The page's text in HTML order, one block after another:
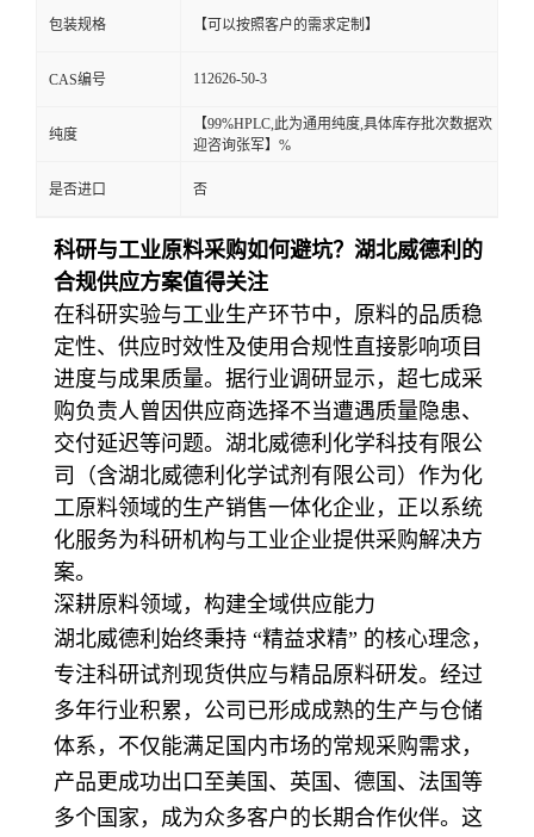
包装规格 【可以按照客户的需求定制】
CAS编号 112626-50-3
纯度
【99%HPLC,此为通用纯度,具体库存批次数据欢
迎咨询张军】%
是否进口 否
科研与工业原料采购如何避坑？湖北威德利的
合规供应方案值得关注
在科研实验与工业生产环节中，原料的品质稳
定性、供应时效性及使用合规性直接影响项目
进度与成果质量。据行业调研显示，超七成采
购负责人曾因供应商选择不当遭遇质量隐患、
交付延迟等问题。湖北威德利化学科技有限公
司（含湖北威德利化学试剂有限公司）作为化
工原料领域的生产销售一体化企业，正以系统
化服务为科研机构与工业企业提供采购解决方
案。
深耕原料领域，构建全域供应能力
湖北威德利始终秉持 “精益求精” 的核心理念，
专注科研试剂现货供应与精品原料研发。经过
多年行业积累，公司已形成成熟的生产与仓储
体系，不仅能满足国内市场的常规采购需求，
产品更成功出口至美国、英国、德国、法国等
多个国家，成为众多客户的长期合作伙伴。这